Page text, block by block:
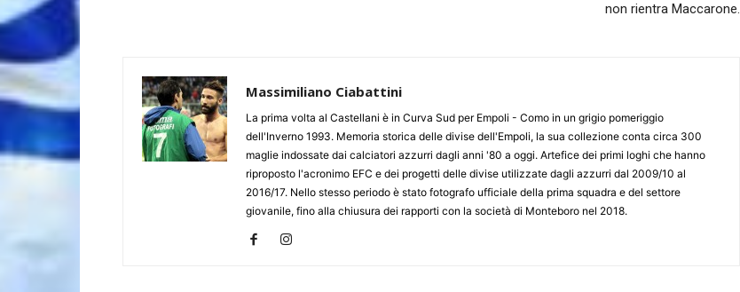
non rientra Maccarone.
Massimiliano Ciabattini
La prima volta al Castellani è in Curva Sud per Empoli - Como in un grigio pomeriggio
dell'Inverno 1993. Memoria storica delle divise dell'Empoli, la sua collezione conta circa 300
maglie indossate dai calciatori azzurri dagli anni '80 a oggi. Artefice dei primi loghi che hanno
riproposto l'acronimo EFC e dei progetti delle divise utilizzate dagli azzurri dal 2009/10 al
2016/17. Nello stesso periodo è stato fotografo ufficiale della prima squadra e del settore
giovanile, fino alla chiusura dei rapporti con la società di Monteboro nel 2018.